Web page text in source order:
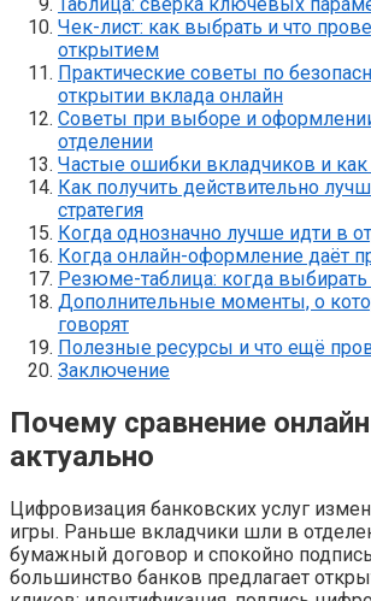
Чек-лист: как выбрать и что
открытием
Практические советы по
открытии вклада онлайн
Советы при выборе и
отделении
Частые ошибки вкладчиков и как
Как получить действительно
стратегия
Когда однозначно лучше идти в
Когда онлайн-оформление даёт
Резюме-таблица: когда
Дополнительные моменты, о
говорят
Полезные ресурсы и что ещё
Заключение
Почему сравнение
актуально
Цифровизация банковских услуг
игры. Раньше вкладчики шли в
бумажный договор и спокойно
большинство банков предлагает